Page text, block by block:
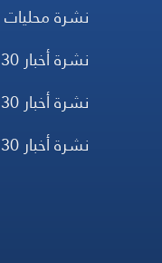
نشرة محليات
نشرة أخبار 23:30
نشرة أخبار 15:30
نشرة أخبار 11:30